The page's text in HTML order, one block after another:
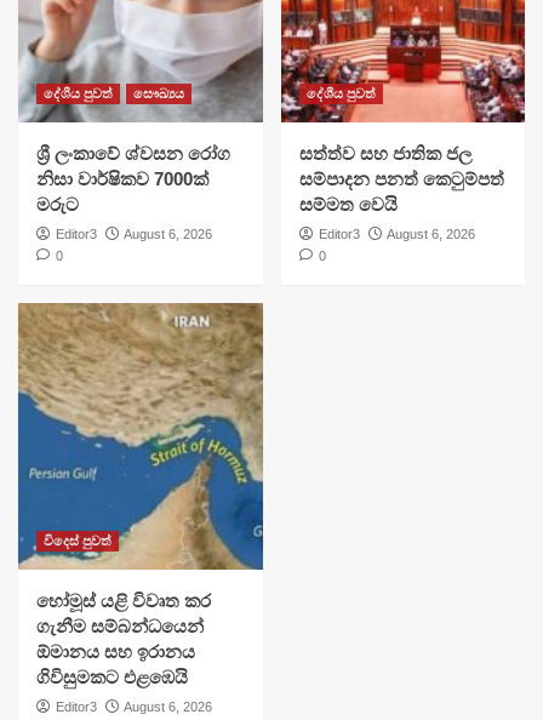
දේශීය පුවත් සෞඛ්‍යය
ශ්‍රී ලංකාවේ ශ්වසන රෝග
නිසා වාර්ෂිකව 7000ක්
මරුට
Editor3
August 6, 2026
0
දේශීය පුවත්
සත්ත්ව සහ ජාතික ජල
සම්පාදන පනත් කෙටුම්පත්
සම්මත වෙයි
Editor3
August 6, 2026
0
විදෙස් පුවත්
හෝමූස් යළි විවෘත කර
ගැනීම සම්බන්ධයෙන්
ඕමානය සහ ඉරානය
ගිවිසුමකට එළඹෙයි
Editor3
August 6, 2026